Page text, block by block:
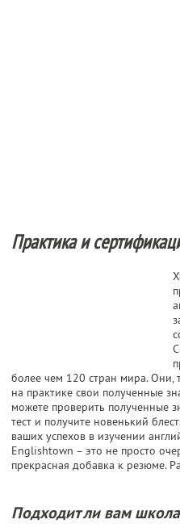
Практика и
более чем 120 стран мира. Они,
на практике свои полученные
можете проверить полученные
тест и получите новенький
ваших успехов в изучении
Englishtown – это не просто
прекрасная добавка к резюме.
Подходит ли вам